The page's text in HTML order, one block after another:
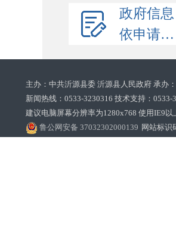
政府信息
依申请公开
主办：中共沂源县委 沂源县人民政府 承办
新闻热线：0533-3230316 技术支持：0533-
建议电脑屏幕分辨率为1280x768 使用IE9
鲁公网安备 37032302000139 网站标识